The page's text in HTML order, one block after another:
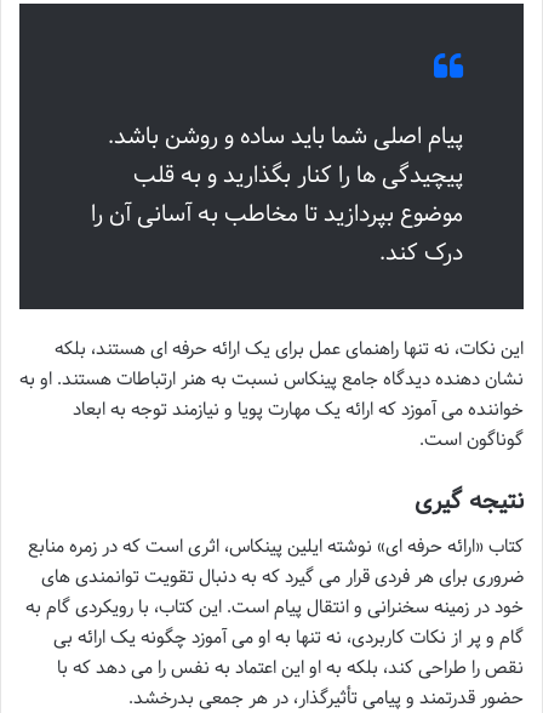
پیام اصلی شما باید ساده و روشن باشد.
پیچیدگی ها را کنار بگذارید و به قلب
موضوع بپردازید تا مخاطب به آسانی آن را
درک کند.
این نکات، نه تنها راهنمای عمل برای یک ارائه حرفه ای هستند، بلکه
نشان دهنده دیدگاه جامع پینکاس نسبت به هنر ارتباطات هستند. او به
خواننده می آموزد که ارائه یک مهارت پویا و نیازمند توجه به ابعاد
گوناگون است.
نتیجه گیری
کتاب «ارائه حرفه ای» نوشته ایلین پینکاس، اثری است که در زمره منابع
ضروری برای هر فردی قرار می گیرد که به دنبال تقویت توانمندی های
خود در زمینه سخنرانی و انتقال پیام است. این کتاب، با رویکردی گام به
گام و پر از نکات کاربردی، نه تنها به او می آموزد چگونه یک ارائه بی
نقص را طراحی کند، بلکه به او این اعتماد به نفس را می دهد که با
حضور قدرتمند و پیامی تأثیرگذار، در هر جمعی بدرخشد.